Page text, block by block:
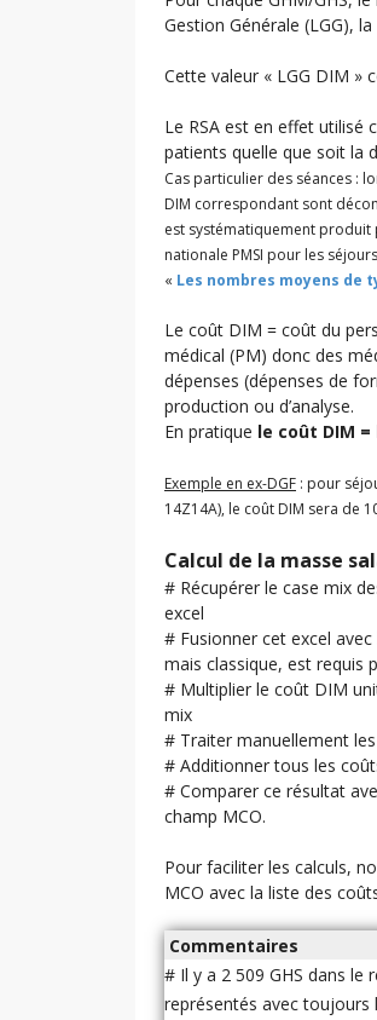
Gestion Générale (LGG),
Cette valeur « LGG DIM »
Le RSA est en effet utilisé
patients quelle que soit la
Cas particulier des séances :
DIM correspondant sont
est systématiquement produit
nationale PMSI pour les
« Les nombres moyens de
Le coût DIM = coût du
médical (PM) donc des
dépenses (dépenses de
production ou d’analyse.
En pratique le coût DIM
Exemple en ex-DGF : pour
14Z14A), le coût DIM sera de
Calcul de la masse
# Récupérer le case mix
excel
# Fusionner cet excel
mais classique, est requis
# Multiplier le coût DIM
mix
# Traiter manuellement
# Additionner tous les
# Comparer ce résultat
champ MCO.
Pour faciliter les calculs,
MCO avec la liste des
Commentaires
# Il y a 2 509 GHS dans le
représentés avec toujours